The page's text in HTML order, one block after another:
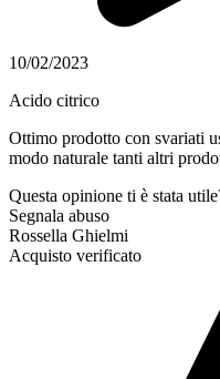
10/02/2023
Acido citrico
Ottimo prodotto con svariati
modo naturale tanti altri
Questa opinione ti è stata
Segnala abuso
Rossella Ghielmi
Acquisto verificato